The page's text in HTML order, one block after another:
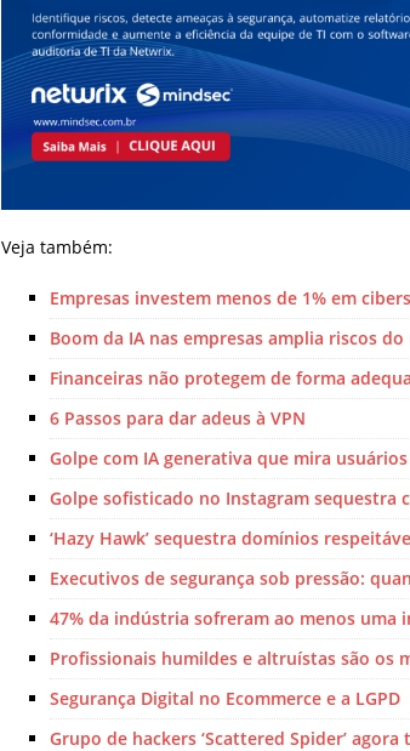
Veja também:
Empresas investem menos de 1% em
Boom da IA nas empresas amplia riscos
Financeiras não protegem de forma
6 Passos para dar adeus à VPN
Golpe com IA generativa que mira
Golpe sofisticado no Instagram sequestra
‘Hazy Hawk’ sequestra domínios
Executivos de segurança sob pressão:
47% da indústria sofreram ao menos uma
Profissionais humildes e altruístas são os
Segurança Digital no Ecommerce e a LGPD
Grupo de hackers ‘Scattered Spider’